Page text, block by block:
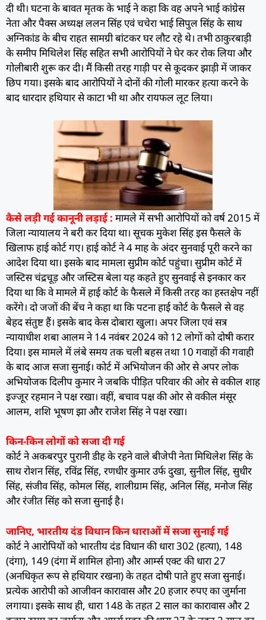
दी थी। घटना के बावत मृतक के भाई ने कहा कि वह अपने भाई कांग्रेस
नेता और पैक्स अध्यक्ष ललन सिंह एवं चचेरा भाई सिपुल सिंह के साथ
अग्निकांड के बीच राहत सामग्री बांटकर घर लौट रहे थे। तभी ठाकुरबाड़ी
के समीप मिथिलेश सिंह सहित सभी आरोपियों ने घेर कर रोक लिया और
गोलीबारी शुरू कर दी। मैं किसी तरह गाड़ी पर से कूदकर झाड़ी में जाकर
छिप गया। इसके बाद आरोपियों ने दोनों की गोली मारकर हत्या करने के
बाद धारदार हथियार से काटा भी था और रायफल लूट लिया।
कैसे लड़ी गई कानूनी लड़ाई : मामले में सभी आरोपियों को वर्ष 2015 में
जिला न्यायालय ने बरी कर दिया था। सूचक मुकेश सिंह इस फैसले के
खिलाफ हाई कोर्ट गए। हाई कोर्ट ने 4 माह के अंदर सुनवाई पूरी करने का
आदेश दिया था। इसके बाद मामला सुप्रीम कोर्ट पहुंचा। सुप्रीम कोर्ट में
जस्टिस चंद्रचूड़ और जस्टिस बेला यह कहते हुए सुनवाई से इनकार कर
दिया था कि वे मामले में हाई कोर्ट के फैसले में किसी तरह का हस्तक्षेप नहीं
करेंगे। दो जजों की बेंच ने कहा था कि पटना हाई कोर्ट के फैसले से वह
बेहद संतुष्ट हैं। इसके बाद केस दाेबारा खुला। अपर जिला एवं सत्र
न्यायाधीश शबा आलम ने 14 नवंबर 2024 को 12 लोगों को दोषी करार
दिया। इस मामले में लंबे समय तक चली बहस तथा 10 गवाहों की गवाही
के बाद आज सजा सुनाई। कोर्ट में अभियोजन की ओर से अपर लोक
अभियोजक दिलीप कुमार ने जबकि पीड़ित परिवार की ओर से वकील शाह
इज्जूर रहमान ने पक्ष रखा। वहीं, बचाव पक्ष की ओर से वकील मंसूर
आलम, शशि भूषण झा और राजेश सिंह ने पक्ष रखा।
किन-किन लोगों को सजा दी गई
कोर्ट ने अकबरपुर पुरानी डीह के रहने वाले बीजेपी नेता मिथिलेश सिंह के
साथ रोशन सिंह, रविंद्र सिंह, रणधीर कुमार उर्फ दुखा, सुनील सिंह, सुधीर
सिंह, संजीव सिंह, कोमल सिंह, शालीग्राम सिंह, अनिल सिंह, मनोज सिंह
और रंजीत सिंह को सजा सुनाई है।
जानिए, भारतीय दंड विधान किन धाराओं में सजा सुनाई गई
कोर्ट ने आरोपियों को भारतीय दंड विधान की धारा 302 (हत्या), 148
(दंगा), 149 (दंगा में शामिल होना) और आर्म्स एक्ट की धारा 27
(अनधिकृत रूप से हथियार रखना) के तहत दोषी पाते हुए सजा सुनाई।
प्रत्येक आरोपी को आजीवन कारावास और 20 हजार रुपए का जुर्माना
लगाया। इसके साथ ही, धारा 148 के तहत 2 साल का कारावास और 2